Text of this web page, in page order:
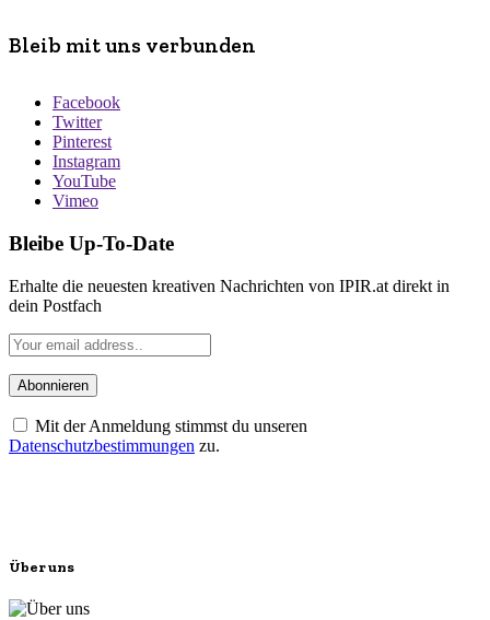
Bleib mit uns verbunden
Facebook
Twitter
Pinterest
Instagram
YouTube
Vimeo
Bleibe Up-To-Date
Erhalte die neuesten kreativen Nachrichten von IPIR.at direkt in
dein Postfach
Mit der Anmeldung stimmst du unseren
Datenschutzbestimmungen zu.
Über uns